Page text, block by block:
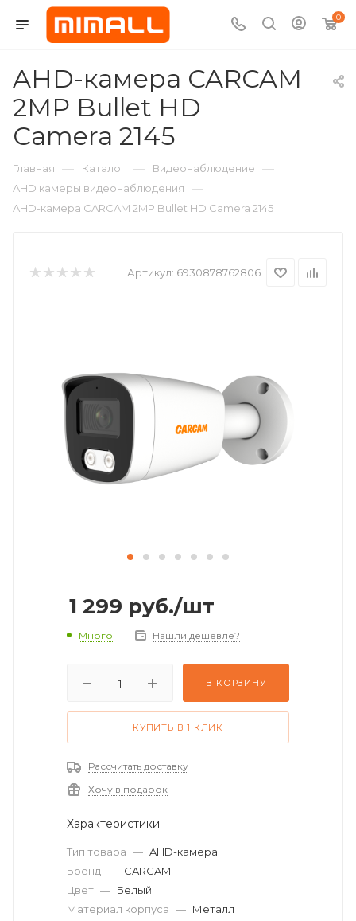
0
AHD-камера CARCAM
2MP Bullet HD
Camera 2145
Главная — Каталог — Видеонаблюдение —
AHD камеры видеонаблюдения —
AHD-камера CARCAM 2MP Bullet HD Camera 2145
Артикул: 6930878762806
1 299 руб./шт
Много Нашли дешевле?
В КОРЗИНУ
КУПИТЬ В 1 КЛИК
Рассчитать доставку
Хочу в подарок
Характеристики
Тип товара — AHD-камера
Бренд — CARCAM
Цвет — Белый
Материал корпуса — Металл